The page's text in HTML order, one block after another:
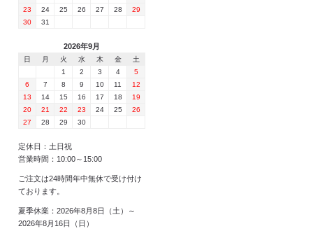
23
24 25 26 27 28
29
30
31
2026年9月
日 月 火 水 木 金
土
1
2 3 4
5
6
7 8 9 10 11
12
13
14 15 16 17 18
19
20
21 22 23 24 25
26
27
28 29 30
定休日：土日祝
営業時間：10:00～15:00
ご注文は24時間年中無休で受け付け
ております。
夏季休業：2026年8月8日（土）～
2026年8月16日（日）